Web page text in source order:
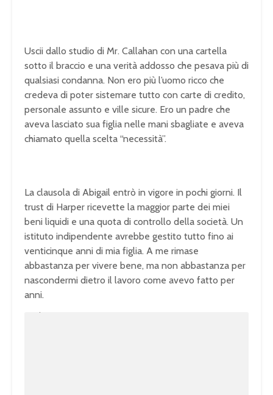
Uscii dallo studio di Mr. Callahan con una cartella
sotto il braccio e una verità addosso che pesava più di
qualsiasi condanna. Non ero più l’uomo ricco che
credeva di poter sistemare tutto con carte di credito,
personale assunto e ville sicure. Ero un padre che
aveva lasciato sua figlia nelle mani sbagliate e aveva
chiamato quella scelta “necessità”.
La clausola di Abigail entrò in vigore in pochi giorni. Il
trust di Harper ricevette la maggior parte dei miei
beni liquidi e una quota di controllo della società. Un
istituto indipendente avrebbe gestito tutto fino ai
venticinque anni di mia figlia. A me rimase
abbastanza per vivere bene, ma non abbastanza per
nascondermi dietro il lavoro come avevo fatto per
anni.